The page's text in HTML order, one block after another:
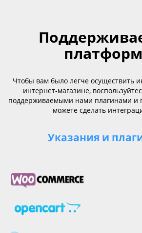
Чтобы вам было легче осуществить
интернет-магазине,
поддерживаемыми нами плагинами и
можете сделать
Указания и